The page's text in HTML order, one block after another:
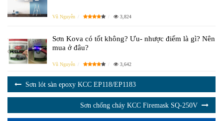
Vũ Nguyễn 3,824
Sơn Kova có tốt không? Ưu- nhược điểm là gì? Nên
mua ở đâu?
Vũ Nguyễn 3,642
Sơn lót sàn epoxy KCC EP118/EP1183
Sơn chống cháy KCC Firemask SQ-250V